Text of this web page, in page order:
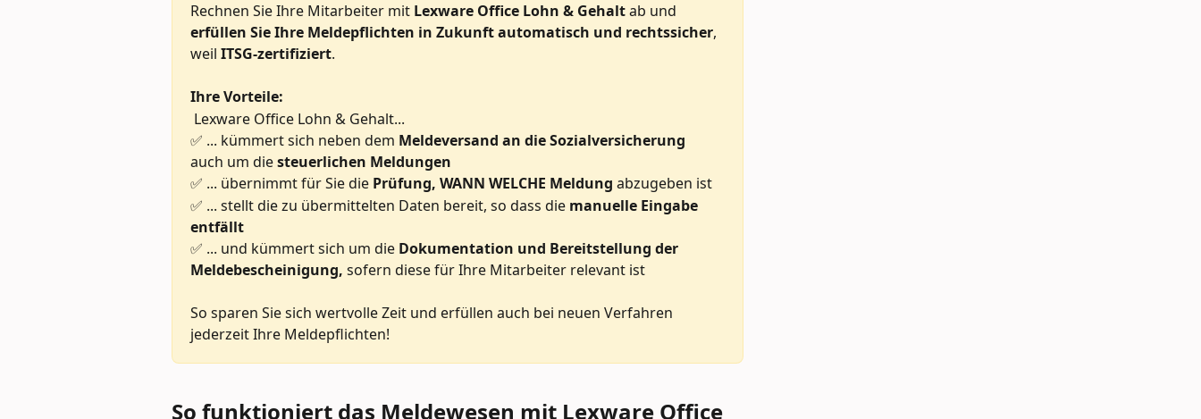
Rechnen Sie Ihre Mitarbeiter mit Lexware Office Lohn & Gehalt ab und
erfüllen Sie Ihre Meldepflichten in Zukunft automatisch und rechtssicher,
weil ITSG-zertifiziert.
Ihre Vorteile:
Lexware Office Lohn & Gehalt...
✅ ... kümmert sich neben dem Meldeversand an die Sozialversicherung
auch um die steuerlichen Meldungen
✅ ... übernimmt für Sie die Prüfung, WANN WELCHE Meldung abzugeben ist
✅ ... stellt die zu übermittelten Daten bereit, so dass die manuelle Eingabe
entfällt
✅ ... und kümmert sich um die Dokumentation und Bereitstellung der
Meldebescheinigung, sofern diese für Ihre Mitarbeiter relevant ist
So sparen Sie sich wertvolle Zeit und erfüllen auch bei neuen Verfahren
jederzeit Ihre Meldepflichten!
So funktioniert das Meldewesen mit Lexware Office